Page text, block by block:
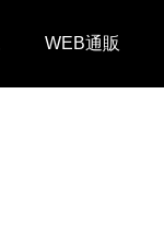
WEB通販